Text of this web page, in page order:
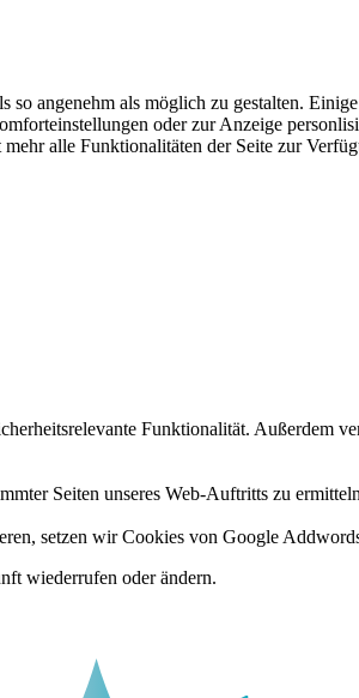
angenehm als möglich zu gestalten.
oder zur Anzeige
alle Funktionalitäten der Seite zur
Funktionalität. Außerdem
Seiten unseres Web-Auftritts zu
setzen wir Cookies von Google
wiederrufen oder ändern.